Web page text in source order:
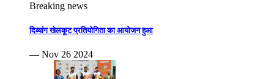
Breaking news
दिव्यांग खेलकूट प्रतियोगिता का आयोजन हुआ
— Nov 26 2024